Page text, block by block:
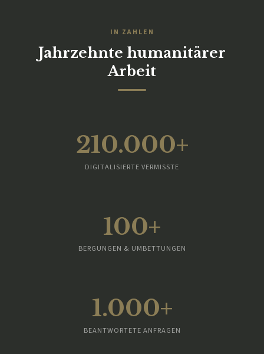
IN ZAHLEN
Jahrzehnte humanitärer
Arbeit
210.000+
DIGITALISIERTE VERMISSTE
100+
BERGUNGEN & UMBETTUNGEN
1.000+
BEANTWORTETE ANFRAGEN